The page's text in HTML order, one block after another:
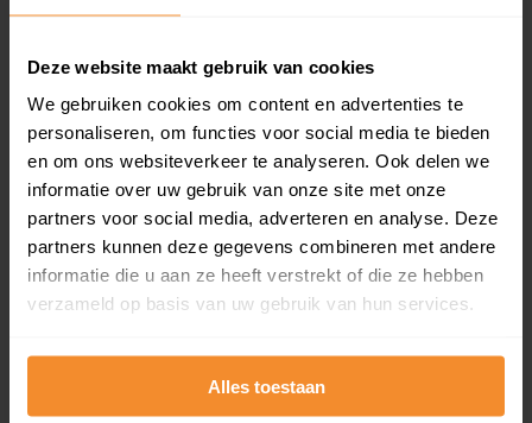
Deze website maakt gebruik van cookies
We gebruiken cookies om content en advertenties te
personaliseren, om functies voor social media te bieden
en om ons websiteverkeer te analyseren. Ook delen we
informatie over uw gebruik van onze site met onze
partners voor social media, adverteren en analyse. Deze
partners kunnen deze gegevens combineren met andere
informatie die u aan ze heeft verstrekt of die ze hebben
verzameld op basis van uw gebruik van hun services.
Alles toestaan
110 m2 108 m2
Verkoopdatum
30 juni 2026
Verkoopprijs
Koopsom opvragen
Bijlmerdreef 1449
Woonoppervlak
121 m2
Perceel
216 m2
30 juni 2026
Koopsom opvragen